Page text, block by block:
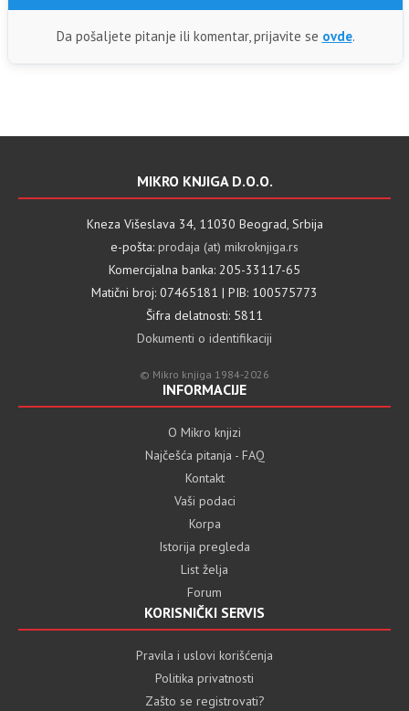
Da pošaljete pitanje ili komentar, prijavite se ovde.
MIKRO KNJIGA D.O.O.
Kneza Višeslava 34, 11030 Beograd, Srbija
e-pošta: prodaja (at) mikroknjiga.rs
Komercijalna banka: 205-33117-65
Matični broj: 07465181 | PIB: 100575773
Šifra delatnosti: 5811
Dokumenti o identifikaciji
© Mikro knjiga 1984-2026
INFORMACIJE
O Mikro knjizi
Najčešća pitanja - FAQ
Kontakt
Vaši podaci
Korpa
Istorija pregleda
List želja
Forum
KORISNIČKI SERVIS
Pravila i uslovi korišćenja
Politika privatnosti
Zašto se registrovati?